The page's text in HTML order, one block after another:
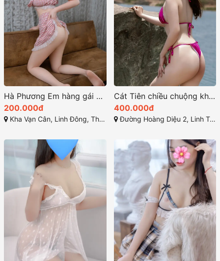
Hà Phương Em hàng gái gọi thủ đức khá ok, mời anh em check
200.000đ
Kha Vạn Cân, Linh Đông, Thủ Đức, Hồ Chí Minh
Cát Tiên chiều chuộng khách hàng một cách tận tâm
400.000đ
Đường Hoàng Diệu 2, Linh Trung, Thủ Đức, Thành phố Hồ Chí Minh